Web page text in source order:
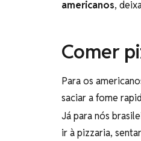
americanos,
Comer
Para os
saciar a fome
Já para nós
ir à pizzaria,